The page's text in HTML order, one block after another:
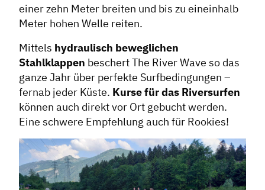
einer zehn Meter breiten und bis zu eineinhalb
Meter hohen Welle reiten.
Mittels hydraulisch beweglichen
Stahlklappen beschert The River Wave so das
ganze Jahr über perfekte Surfbedingungen –
fernab jeder Küste. Kurse für das Riversurfen
können auch direkt vor Ort gebucht werden.
Eine schwere Empfehlung auch für Rookies!